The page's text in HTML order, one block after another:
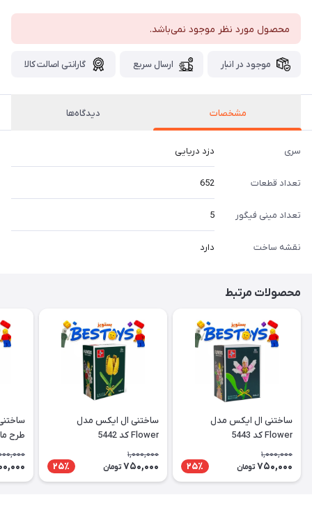
محصول مورد نظر موجود نمی‌باشد.
موجود در انبار ارسال سریع گارانتی اصالت کالا
مشخصات دیدگاه‌ها
سری دزد دریایی
تعداد قطعات 652
تعداد مینی فیگور 5
نقشه ساخت دارد
محصولات مرتبط
ساختنی ال ایکس مدل
Flower کد 5443
1,000,000
750,000 تومان 25٪
ساختنی ال ایکس مدل
Flower کد 5442
1,000,000
750,000 تومان 25٪
طرح